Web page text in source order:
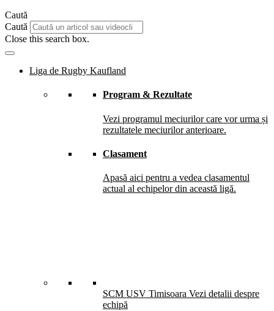
Caută
Caută
Close this search box.
Liga de Rugby Kaufland
Program & Rezultate
Vezi programul meciurilor care vor urma și
rezultatele meciurilor anterioare.
Clasament
Apasă aici pentru a vedea clasamentul
actual al echipelor din această ligă.
SCM USV Timisoara Vezi detalii despre
echipă